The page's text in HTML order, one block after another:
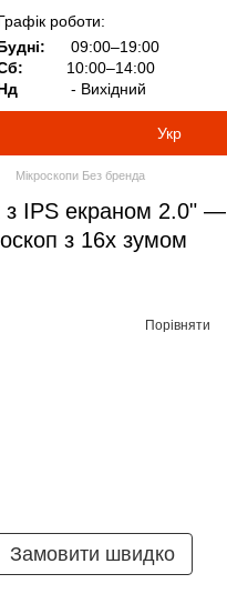
роботи:
09:00–19:00
10:00–14:00
- Вихідний
Укр
Мікроскопи Без бренда
з IPS екраном 2.0" —
з 16x зумом
Порівняти
Замовити швидко